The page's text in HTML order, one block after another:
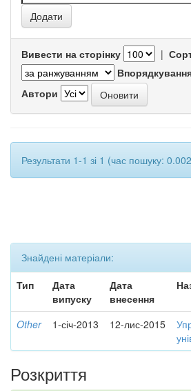
Вивести на сторінку |
Автори
Результати 1-1 зі 1 (час пошуку:
Знайдені матеріали:
Тип
Дата
випуску
Дата
внесення
Other 1-січ-2013 12-лис-2015
Розкриття